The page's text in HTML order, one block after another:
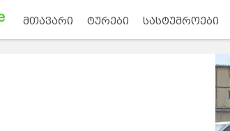
მთავარი ტურები სასტუმროები